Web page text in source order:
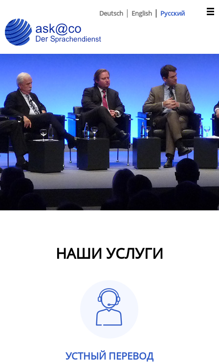
Deutsch English Русский
НАШИ УСЛУГИ
УСТНЫЙ ПЕРЕВОД